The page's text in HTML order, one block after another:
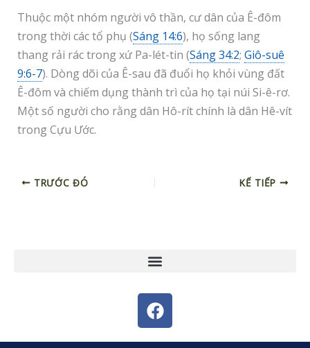
Thuộc một nhóm người vô thần, cư dân của Ê-đôm
trong thời các tổ phụ (Sáng 14:6), họ sống lang
thang rải rác trong xứ Pa-lét-tin (Sáng 34:2; Giô-suê
9:6-7). Dòng dõi của Ê-sau đã đuổi họ khỏi vùng đất
Ê-đôm và chiếm dụng thành trì của họ tại núi Si-ê-rơ.
Một số người cho rằng dân Hô-rít chính là dân Hê-vít
trong Cựu Ước.
TRƯỚC ĐÓ KẾ TIẾP
F
a
c